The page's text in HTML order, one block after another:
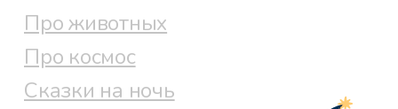
Про животных
Про космос
Сказки на ночь